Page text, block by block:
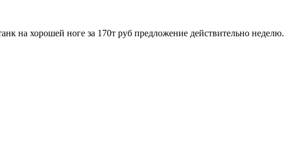
на хорошей ноге за 170т руб предложение действительно неделю.